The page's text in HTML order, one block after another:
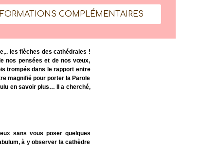
COMPLÉMENTAIRES
les flèches des cathédrales !
nos pensées et de nos vœux,
trompés dans le rapport entre
magnifié pour porter la Parole
en savoir plus… Il a cherché,
sans vous poser quelques
à y observer la cathèdre